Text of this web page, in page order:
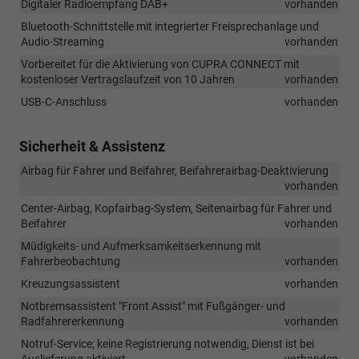
Digitaler Radioempfang DAB+
vorhanden
Bluetooth-Schnittstelle mit integrierter Freisprechanlage und
Audio-Streaming
vorhanden
Vorbereitet für die Aktivierung von CUPRA CONNECT mit
kostenloser Vertragslaufzeit von 10 Jahren
vorhanden
USB-C-Anschluss
vorhanden
Sicherheit & Assistenz
Airbag für Fahrer und Beifahrer, Beifahrerairbag-Deaktivierung
vorhanden
Center-Airbag, Kopfairbag-System, Seitenairbag für Fahrer und
Beifahrer
vorhanden
Müdigkeits- und Aufmerksamkeitserkennung mit
Fahrerbeobachtung
vorhanden
Kreuzungsassistent
vorhanden
Notbremsassistent "Front Assist" mit Fußgänger- und
Radfahrererkennung
vorhanden
Notruf-Service; keine Registrierung notwendig, Dienst ist bei